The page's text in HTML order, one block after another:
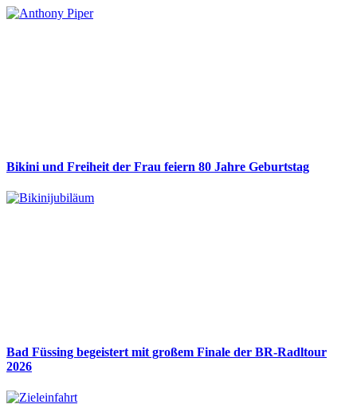
Bikini und Freiheit der Frau feiern 80 Jahre Geburtstag
Bad Füssing begeistert mit großem Finale der BR-Radltour
2026